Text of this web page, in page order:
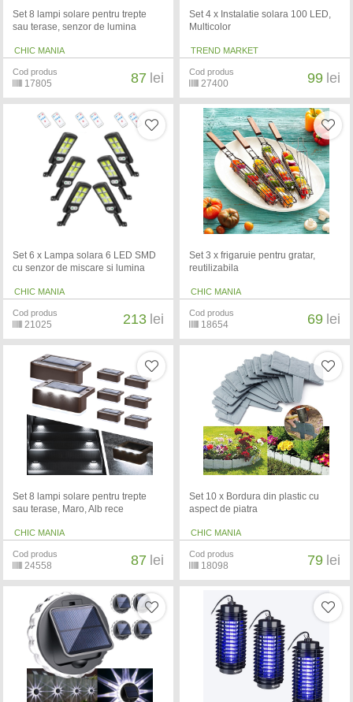
Set 8 lampi solare pentru trepte
sau terase, senzor de lumina
CHIC MANIA
Cod produs
17805 87 lei
Set 4 x Instalatie solara 100 LED,
Multicolor
TREND MARKET
Cod produs
27400 99 lei
Set 6 x Lampa solara 6 LED SMD
cu senzor de miscare si lumina
CHIC MANIA
Cod produs
21025 213 lei
Set 3 x frigaruie pentru gratar,
reutilizabila
CHIC MANIA
Cod produs
18654 69 lei
Set 8 lampi solare pentru trepte
sau terase, Maro, Alb rece
CHIC MANIA
Cod produs
24558 87 lei
Set 10 x Bordura din plastic cu
aspect de piatra
CHIC MANIA
Cod produs
18098 79 lei